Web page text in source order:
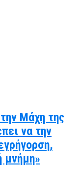
Μάχη της
να την
μνήμη»